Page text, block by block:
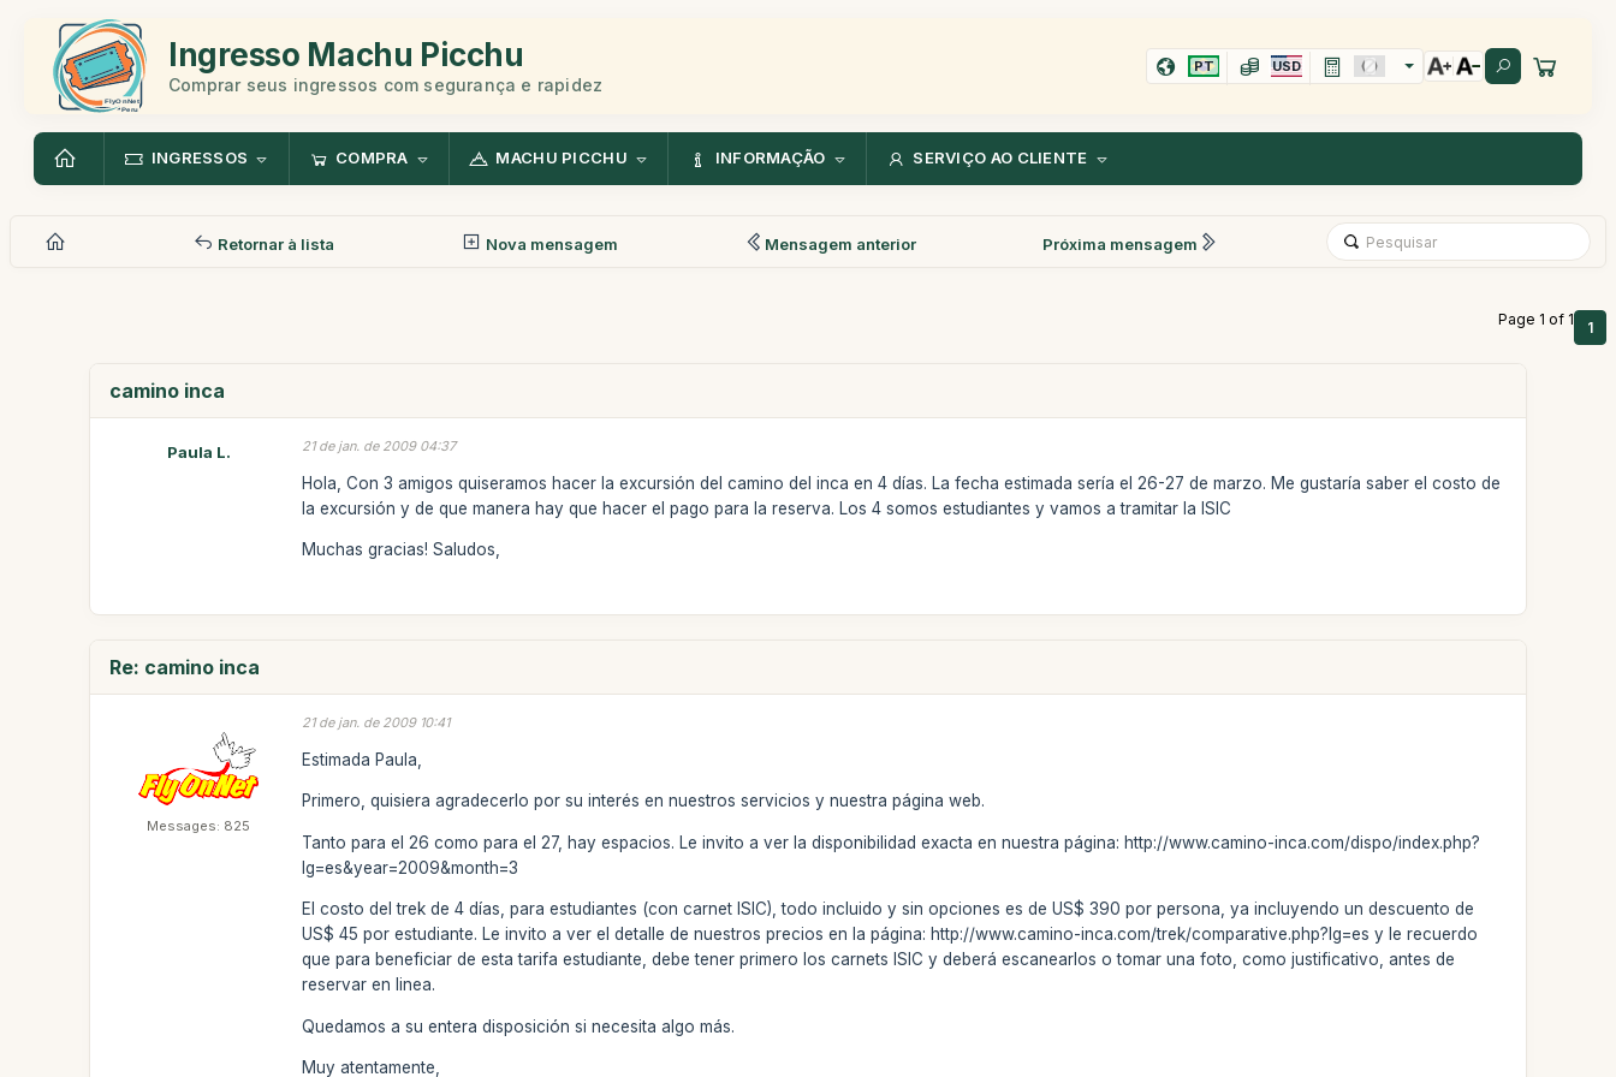
Ingresso Machu Picchu
Comprar seus ingressos com segurança e rapidez
PT USD
INGRESSOS COMPRA MACHU PICCHU INFORMAÇÃO SERVIÇO AO CLIENTE
Retornar à lista Nova mensagem Mensagem anterior Próxima mensagem
Page 1 of 1 1
camino inca
Paula L. 21 de jan. de 2009 04:37
Hola, Con 3 amigos quiseramos hacer la excursión del camino del inca en 4 días. La fecha estimada sería el 26-27 de marzo. Me gustaría saber el costo de
la excursión y de que manera hay que hacer el pago para la reserva. Los 4 somos estudiantes y vamos a tramitar la ISIC
Muchas gracias! Saludos,
Re: camino inca
Messages: 825
21 de jan. de 2009 10:41
Estimada Paula,
Primero, quisiera agradecerlo por su interés en nuestros servicios y nuestra página web.
Tanto para el 26 como para el 27, hay espacios. Le invito a ver la disponibilidad exacta en nuestra página: http://www.camino-inca.com/dispo/index.php?
lg=es&year=2009&month=3
El costo del trek de 4 días, para estudiantes (con carnet ISIC), todo incluido y sin opciones es de US$ 390 por persona, ya incluyendo un descuento de
US$ 45 por estudiante. Le invito a ver el detalle de nuestros precios en la página: http://www.camino-inca.com/trek/comparative.php?lg=es y le recuerdo
que para beneficiar de esta tarifa estudiante, debe tener primero los carnets ISIC y deberá escanearlos o tomar una foto, como justificativo, antes de
reservar en linea.
Quedamos a su entera disposición si necesita algo más.
Muy atentamente,